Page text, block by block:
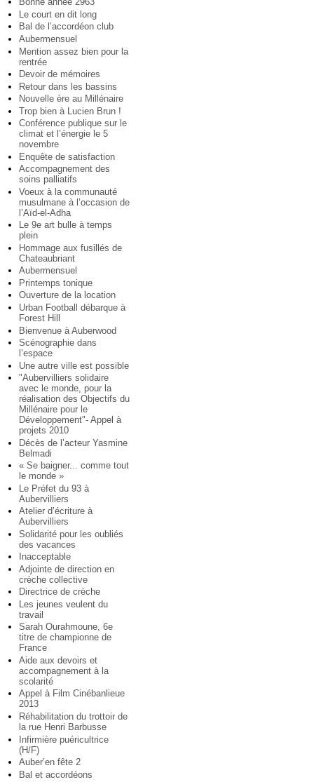
Le court en dit long
Bal de l’accordéon club
Aubermensuel
Mention assez bien pour la
rentrée
Devoir de mémoires
Retour dans les bassins
Nouvelle ère au Millénaire
Trop bien à Lucien Brun !
Conférence publique sur le
climat et l’énergie le 5
novembre
Enquête de satisfaction
Accompagnement des
soins palliatifs
Voeux à la communauté
musulmane à l’occasion de
l’Aïd-el-Adha
Le 9e art bulle à temps
plein
Hommage aux fusillés de
Chateaubriant
Aubermensuel
Printemps tonique
Ouverture de la location
Urban Football débarque à
Forest Hill
Bienvenue à Auberwood
Scénographie dans
l’espace
Une autre ville est possible
"Aubervilliers solidaire
avec le monde, pour la
réalisation des Objectifs du
Millénaire pour le
Développement"- Appel à
projets 2010
Décès de l’acteur Yasmine
Belmadi
« Se baigner... comme tout
le monde »
Le Préfet du 93 à
Aubervilliers
Atelier d’écriture à
Aubervilliers
Solidarité pour les oubliés
des vacances
Inacceptable
Adjointe de direction en
crèche collective
Directrice de crèche
Les jeunes veulent du
travail
Sarah Ourahmoune, 6e
titre de championne de
France
Aide aux devoirs et
accompagnement à la
scolarité
Appel à Film Cinébanlieue
2013
Réhabilitation du trottoir de
la rue Henri Barbusse
Infirmière puéricultrice
(H/F)
Auber’en fête 2
Bal et accordéons